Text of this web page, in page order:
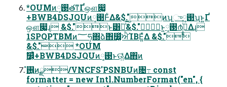
*OUMͷ࢓༷తͳҐஔ෇͚
+BWB4DSJQUͷ࢓༷Ͱ͋Δ&$."ͷʮ֦ு࢓༷ʯͱ͍͏Ґ
ஔ෇͚ɻ &$."ͱ͸۠ผͯ͠&$."ͱ͍͏࢓༷൪߸͕͍͍ͭͯΔɻ
1SPQPTBMͷ؅ཧ΍ձٞ΋෼͚ͯਐΊΒΕ͍ͯΔ &$."
&$." *OUM
ࣗ෼͕ͨͪ+BWB4DSJQUͷ࢓༷ͱଊ͍͑ͯΔ΋ͷ
࢖͍ํͷྫ/VNCFS'PSNBUͷ৔߹ const
formatter = new Intl.NumberFormat("en", {